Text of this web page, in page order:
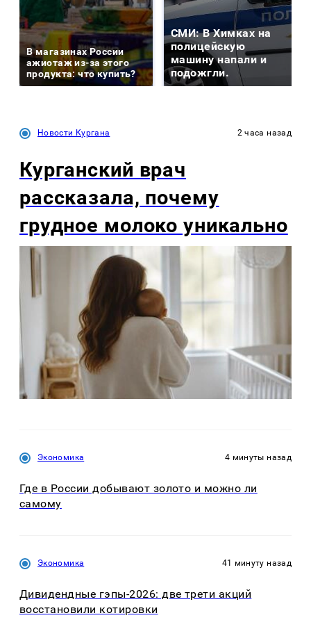
В магазинах России
ажиотаж из-за этого
продукта: что купить?
СМИ: В Химках на
полицейскую
машину напали и
подожгли.
Новости Кургана 2 часа назад
Курганский врач
рассказала, почему
грудное молоко уникально
Экономика 4 минуты назад
Где в России добывают золото и можно ли
самому
Экономика 41 минуту назад
Дивидендные гэпы-2026: две трети акций
восстановили котировки